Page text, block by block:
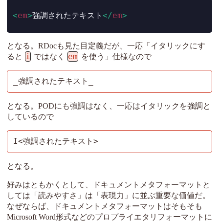
<em>強調されたテキスト </em>
となる。RDocも見た目定義だが、一応「イタリックにす
ると i ではなく em を使う」仕様なので
_強調されたテキスト_
となる。PODにも強調はなく、一応はイタリックを強調と
しているので
I<強調されたテキスト>
となる。
好みはともかくとして、ドキュメントメタフォーマットと
しては「読みやすさ」は「表現力」に並ぶ重要な価値だ。
なぜならば、ドキュメントメタフォーマットはそもそも
Microsoft Word形式などのプロプライエタリフォーマットに